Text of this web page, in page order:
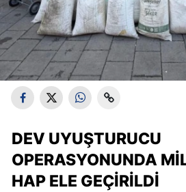
DEV UYUŞTURUCU
OPERASYONUNDA
HAP ELE GEÇIRILDI